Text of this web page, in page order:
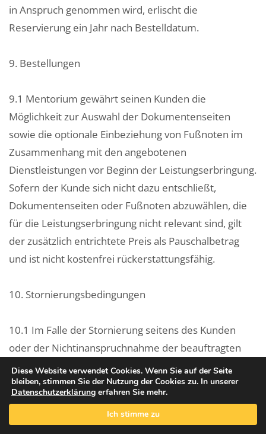
in Anspruch genommen wird, erlischt die
Reservierung ein Jahr nach Bestelldatum.
9. Bestellungen
9.1 Mentorium gewährt seinen Kunden die
Möglichkeit zur Auswahl der Dokumentenseiten
sowie die optionale Einbeziehung von Fußnoten im
Zusammenhang mit den angebotenen
Dienstleistungen vor Beginn der Leistungserbringung.
Sofern der Kunde sich nicht dazu entschließt,
Dokumentenseiten oder Fußnoten abzuwählen, die
für die Leistungserbringung nicht relevant sind, gilt
der zusätzlich entrichtete Preis als Pauschalbetrag
und ist nicht kostenfrei rückerstattungsfähig.
10. Stornierungsbedingungen
10.1 Im Falle der Stornierung seitens des Kunden
oder der Nichtinanspruchnahme der beauftragten
Leistung werden pauschale Stornogebühren
berechnet, für die der Kunde zur Zahlung verpflichtet
ist, es sei denn, der Kunde kann nachweisen, dass
kein Schaden oder ein wesentlich geringerer Schaden
Diese Website verwendet Cookies. Wenn Sie auf der Seite
bleiben, stimmen Sie der Nutzung der Cookies zu. In unserer
Datenschutzerklärung erfahren Sie mehr.
Ich stimme zu